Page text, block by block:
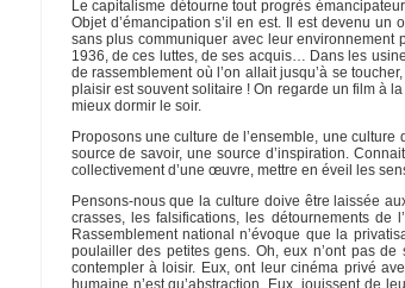
Le capitalisme détourne tout progrès
Objet d’émancipation s’il en est. Il est devenu
sans plus communiquer avec leur environnement
1936, de ces luttes, de ses acquis… Dans les
de rassemblement où l’on allait jusqu’à se
plaisir est souvent solitaire ! On regarde un film à
mieux dormir le soir.
Proposons une culture de l’ensemble, une culture
source de savoir, une source d’inspiration.
collectivement d’une œuvre, mettre en éveil les
Pensons-nous que la culture doive être laissée
crasses, les falsifications, les détournements de
Rassemblement national n’évoque que la
poulailler des petites gens. Oh, eux n’ont pas
contempler à loisir. Eux, ont leur cinéma privé
humaine n’est qu’abstraction. Eux, jouissent de